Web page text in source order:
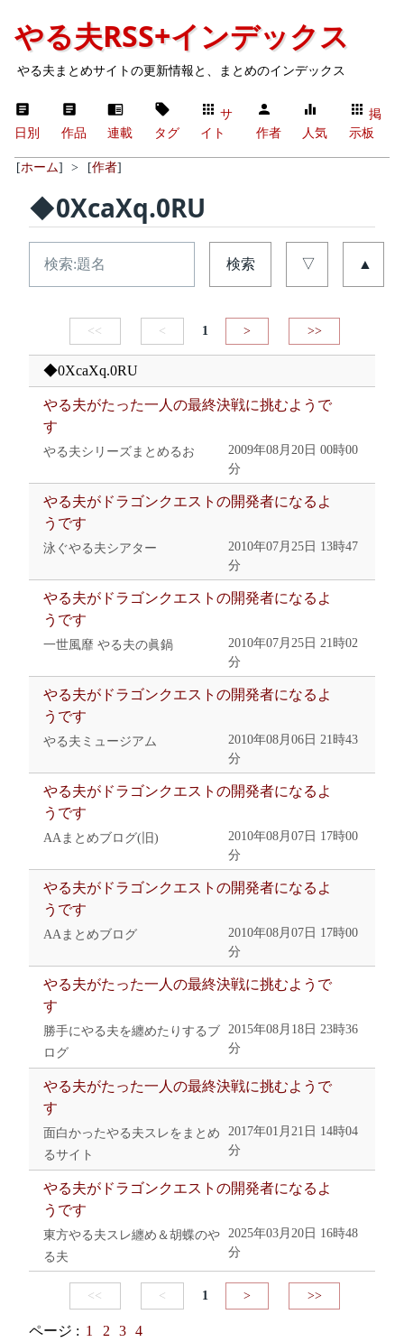
やる夫RSS+インデックス
やる夫まとめサイトの更新情報と、まとめのインデックス
日別 作品 連載 タグ
サ
イト
作者 人気
掲
示板
[ホーム] > [作者]
◆0XcaXq.0RU
検索 ▽ ▲
<< < 1 > >>
◆0XcaXq.0RU
やる夫がたった一人の最終決戦に挑むようで
す
やる夫シリーズまとめるお
2009年08月20日 00時00
分
やる夫がドラゴンクエストの開発者になるよ
うです
泳ぐやる夫シアター
2010年07月25日 13時47
分
やる夫がドラゴンクエストの開発者になるよ
うです
一世風靡 やる夫の眞鍋
2010年07月25日 21時02
分
やる夫がドラゴンクエストの開発者になるよ
うです
やる夫ミュージアム
2010年08月06日 21時43
分
やる夫がドラゴンクエストの開発者になるよ
うです
AAまとめブログ(旧)
2010年08月07日 17時00
分
やる夫がドラゴンクエストの開発者になるよ
うです
AAまとめブログ
2010年08月07日 17時00
分
やる夫がたった一人の最終決戦に挑むようで
す
勝手にやる夫を纏めたりするブ
ログ
2015年08月18日 23時36
分
やる夫がたった一人の最終決戦に挑むようで
す
面白かったやる夫スレをまとめ
るサイト
2017年01月21日 14時04
分
やる夫がドラゴンクエストの開発者になるよ
うです
東方やる夫スレ纏め＆胡蝶のや
る夫
2025年03月20日 16時48
分
<< < 1 > >>
ページ : 1 2 3 4